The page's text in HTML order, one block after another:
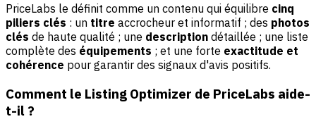
PriceLabs le définit comme un contenu qui équilibre cinq
piliers clés : un titre accrocheur et informatif ; des photos
clés de haute qualité ; une description détaillée ; une liste
complète des équipements ; et une forte exactitude et
cohérence pour garantir des signaux d'avis positifs.
Comment le Listing Optimizer de PriceLabs aide-
t-il ?